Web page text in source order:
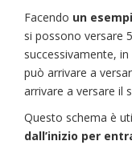
Facendo un
si possono versare
successivamente,
può arrivare a
arrivare a versare il
Questo schema è
dall’inizio per